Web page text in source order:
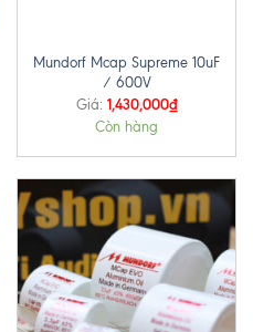
Mundorf Mcap Supreme 10uF
/ 600V
Giá: 1,430,000₫
Còn hàng